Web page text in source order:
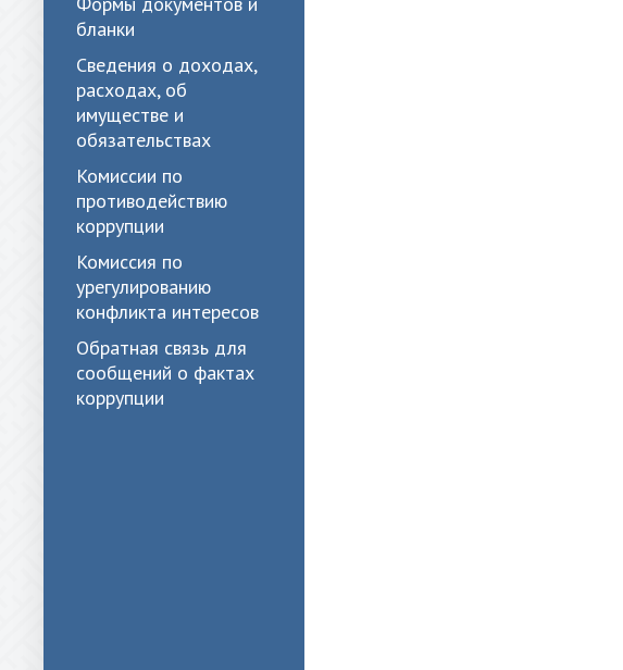
бланки
Сведения о доходах,
расходах, об
имуществе и
обязательствах
Комиссии по
противодействию
коррупции
Комиссия по
урегулированию
конфликта интересов
Обратная связь для
сообщений о фактах
коррупции